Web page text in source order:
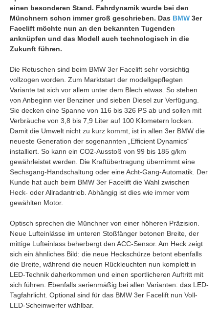
einen besonderen Stand. Fahrdynamik wurde bei den
Münchnern schon immer groß geschrieben. Das BMW 3er
Facelift möchte nun an den bekannten Tugenden
anknüpfen und das Modell auch technologisch in die
Zukunft führen.
Die Retuschen sind beim BMW 3er Facelift sehr vorsichtig
vollzogen worden. Zum Marktstart der modellgepflegten
Variante tat sich vor allem unter dem Blech etwas. So stehen
von Anbeginn vier Benziner und sieben Diesel zur Verfügung.
Sie decken eine Spanne von 116 bis 326 PS ab und sollen mit
Verbräuche von 3,8 bis 7,9 Liter auf 100 Kilometern locken.
Damit die Umwelt nicht zu kurz kommt, ist in allen 3er BMW die
neueste Generation der sogenannten „Efficient Dynamics“
installiert. So kann ein CO2-Ausstoß von 99 bis 185 g/km
gewährleistet werden. Die Kraftübertragung übernimmt eine
Sechsgang-Handschaltung oder eine Acht-Gang-Automatik. Der
Kunde hat auch beim BMW 3er Facelift die Wahl zwischen
Heck- oder Allradantrieb. Abhängig ist dies wie immer vom
gewählten Motor.
Optisch sprechen die Münchner von einer höheren Präzision.
Neue Lufteinlässe im unteren Stoßfänger betonen Breite, der
mittige Lufteinlass beherbergt den ACC-Sensor. Am Heck zeigt
sich ein ähnliches Bild: die neue Heckschürze betont ebenfalls
die Breite, während die neuen Rückleuchten nun komplett in
LED-Technik daherkommen und einen sportlicheren Auftritt mit
sich führen. Ebenfalls serienmäßig bei allen Varianten: das LED-
Tagfahrlicht. Optional sind für das BMW 3er Facelift nun Voll-
LED-Scheinwerfer wählbar.